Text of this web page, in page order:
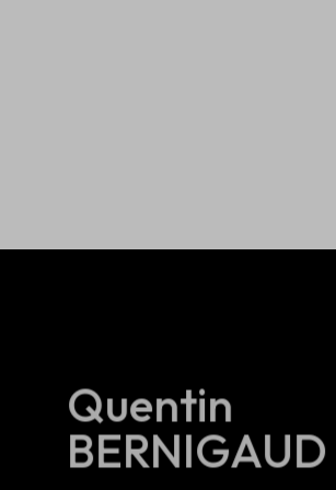
Quentin
BERNIGAUD